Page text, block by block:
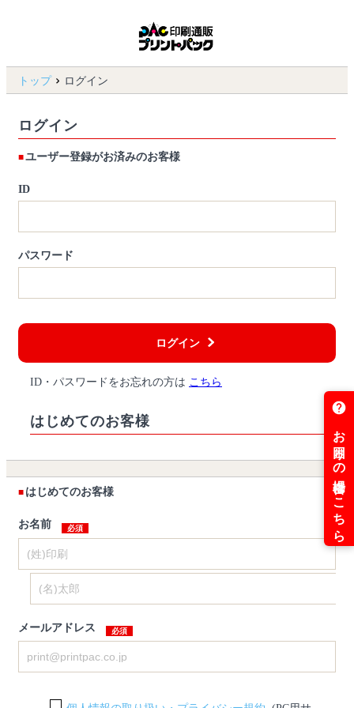
トップ ログイン
ログイン
ユーザー登録がお済みのお客様
ID
パスワード
ログイン
ID・パスワードをお忘れの方は こちら
はじめてのお客様
はじめてのお客様
お名前
メールアドレス